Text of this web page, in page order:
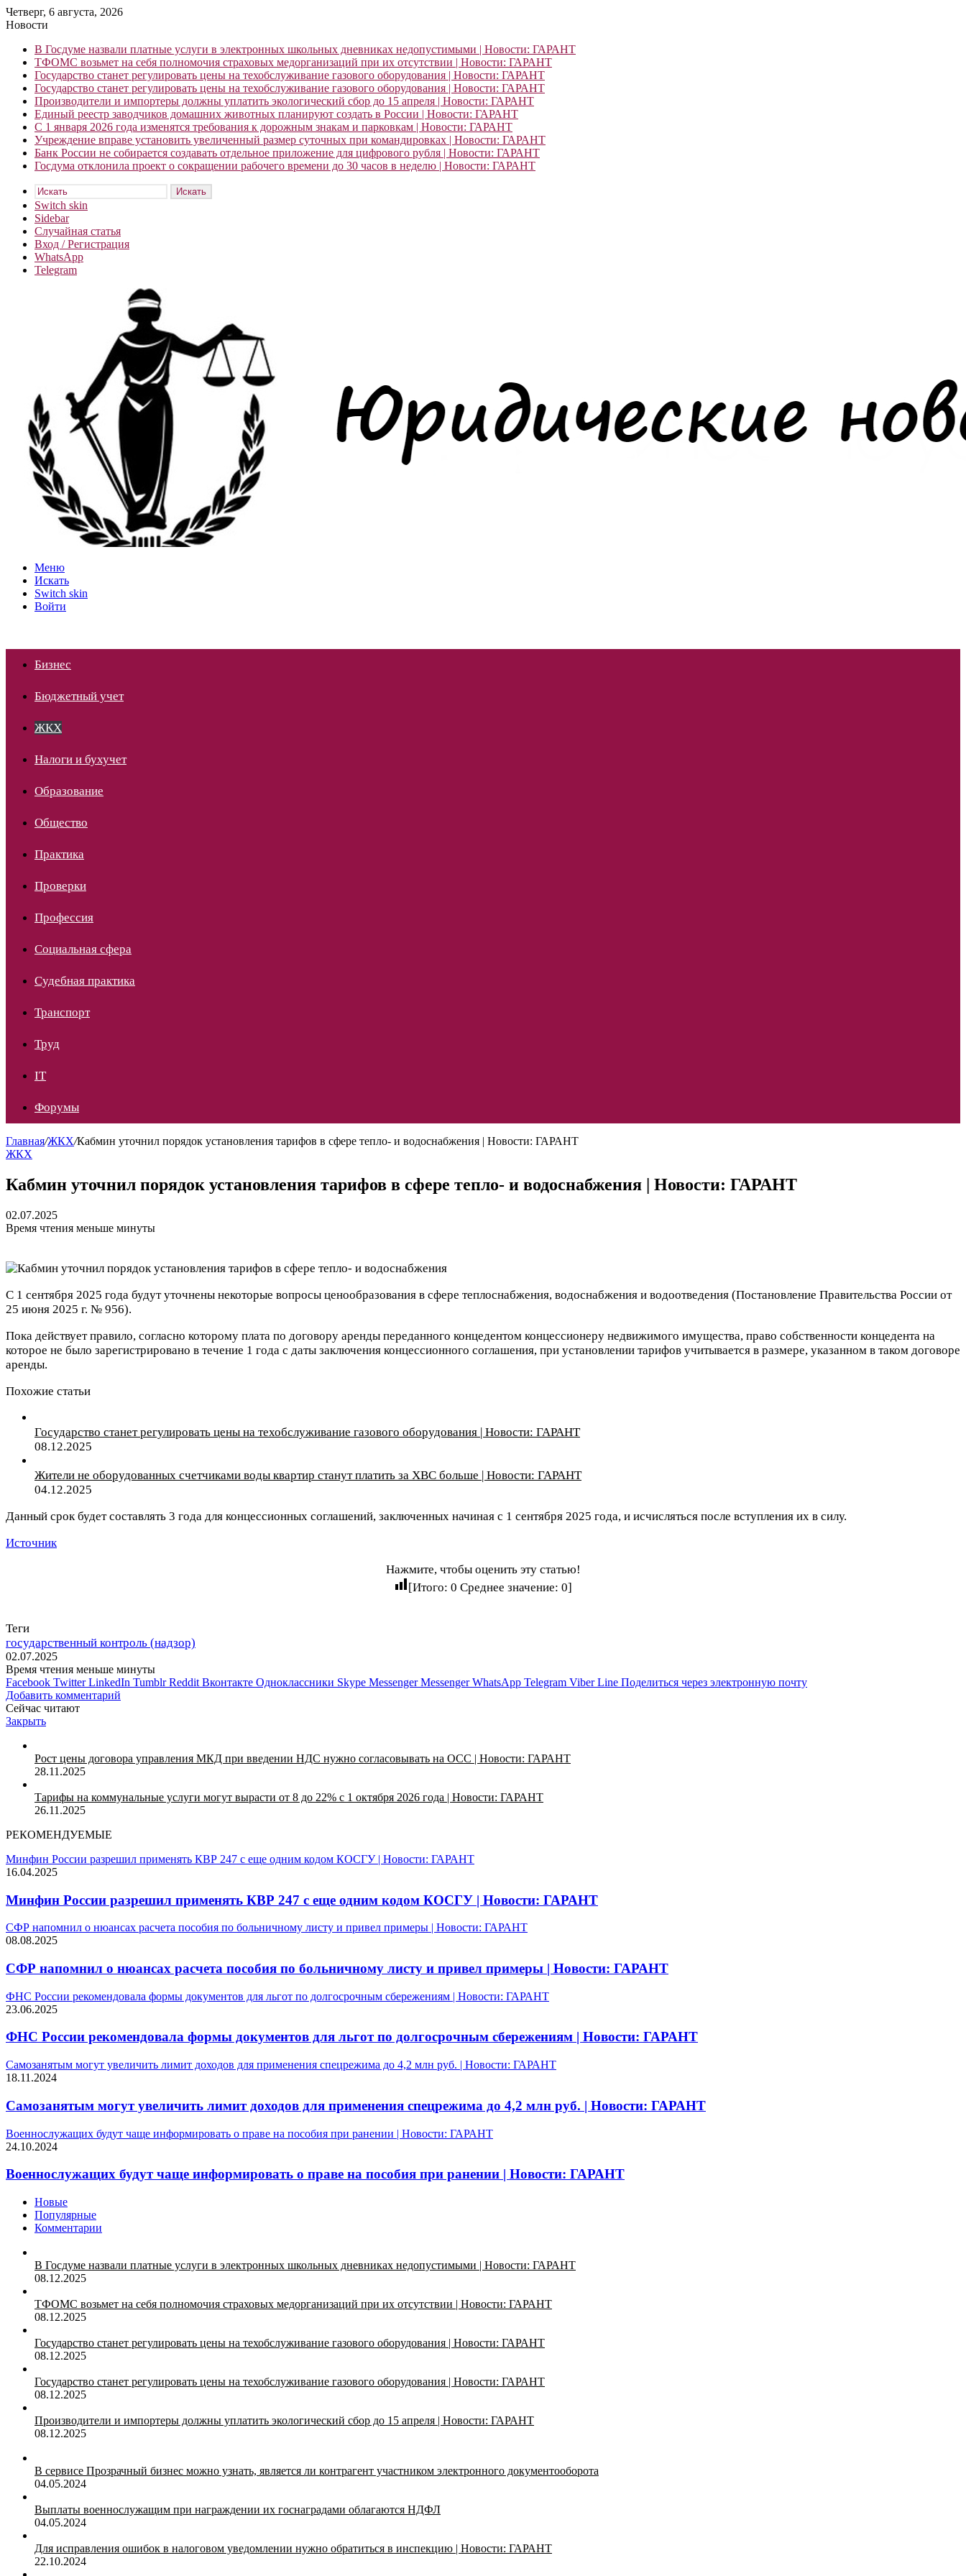
Четверг, 6 августа, 2026
Новости
В Госдуме назвали платные услуги в электронных школьных дневниках недопустимыми | Новости: ГАРАНТ
ТФОМС возьмет на себя полномочия страховых медорганизаций при их отсутствии | Новости: ГАРАНТ
Государство станет регулировать цены на техобслуживание газового оборудования | Новости: ГАРАНТ
Государство станет регулировать цены на техобслуживание газового оборудования | Новости: ГАРАНТ
Производители и импортеры должны уплатить экологический сбор до 15 апреля | Новости: ГАРАНТ
Единый реестр заводчиков домашних животных планируют создать в России | Новости: ГАРАНТ
С 1 января 2026 года изменятся требования к дорожным знакам и парковкам | Новости: ГАРАНТ
Учреждение вправе установить увеличенный размер суточных при командировках | Новости: ГАРАНТ
Банк России не собирается создавать отдельное приложение для цифрового рубля | Новости: ГАРАНТ
Госдума отклонила проект о сокращении рабочего времени до 30 часов в неделю | Новости: ГАРАНТ
Искать
Switch skin
Sidebar
Случайная статья
Вход / Регистрация
WhatsApp
Telegram
Меню
Искать
Switch skin
Войти
Бизнес
Бюджетный учет
ЖКХ
Налоги и бухучет
Образование
Общество
Практика
Проверки
Профессия
Социальная сфера
Судебная практика
Транспорт
Труд
IT
Форумы
Главная/ЖКХ/Кабмин уточнил порядок установления тарифов в сфере тепло- и водоснабжения | Новости: ГАРАНТ
ЖКХ
Кабмин уточнил порядок установления тарифов в сфере тепло- и водоснабжения | Новости: ГАРАНТ
02.07.2025
Время чтения меньше минуты
С 1 сентября 2025 года будут уточнены некоторые вопросы ценообразования в сфере теплоснабжения, водоснабжения и водоотведения (Постановление Правительства России от
25 июня 2025 г. № 956).
Пока действует правило, согласно которому плата по договору аренды переданного концедентом концессионеру недвижимого имущества, право собственности концедента на
которое не было зарегистрировано в течение 1 года с даты заключения концессионного соглашения, при установлении тарифов учитывается в размере, указанном в таком договоре
аренды.
Похожие статьи
Государство станет регулировать цены на техобслуживание газового оборудования | Новости: ГАРАНТ
08.12.2025
Жители не оборудованных счетчиками воды квартир станут платить за ХВС больше | Новости: ГАРАНТ
04.12.2025
Данный срок будет составлять 3 года для концессионных соглашений, заключенных начиная с 1 сентября 2025 года, и исчисляться после вступления их в силу.
Источник
Нажмите, чтобы оценить эту статью!
[Итого: 0 Среднее значение: 0]
Теги
государственный контроль (надзор)
02.07.2025
Время чтения меньше минуты
Facebook Twitter LinkedIn Tumblr Reddit Вконтакте Одноклассники Skype Messenger Messenger WhatsApp Telegram Viber Line Поделиться через электронную почту
Добавить комментарий
Сейчас читают
Закрыть
Рост цены договора управления МКД при введении НДС нужно согласовывать на ОСС | Новости: ГАРАНТ
28.11.2025
Тарифы на коммунальные услуги могут вырасти от 8 до 22% с 1 октября 2026 года | Новости: ГАРАНТ
26.11.2025
РЕКОМЕНДУЕМЫЕ
Минфин России разрешил применять КВР 247 с еще одним кодом КОСГУ | Новости: ГАРАНТ
16.04.2025
Минфин России разрешил применять КВР 247 с еще одним кодом КОСГУ | Новости: ГАРАНТ
СФР напомнил о нюансах расчета пособия по больничному листу и привел примеры | Новости: ГАРАНТ
08.08.2025
СФР напомнил о нюансах расчета пособия по больничному листу и привел примеры | Новости: ГАРАНТ
ФНС России рекомендовала формы документов для льгот по долгосрочным сбережениям | Новости: ГАРАНТ
23.06.2025
ФНС России рекомендовала формы документов для льгот по долгосрочным сбережениям | Новости: ГАРАНТ
Самозанятым могут увеличить лимит доходов для применения спецрежима до 4,2 млн руб. | Новости: ГАРАНТ
18.11.2024
Самозанятым могут увеличить лимит доходов для применения спецрежима до 4,2 млн руб. | Новости: ГАРАНТ
Военнослужащих будут чаще информировать о праве на пособия при ранении | Новости: ГАРАНТ
24.10.2024
Военнослужащих будут чаще информировать о праве на пособия при ранении | Новости: ГАРАНТ
Новые
Популярные
Комментарии
В Госдуме назвали платные услуги в электронных школьных дневниках недопустимыми | Новости: ГАРАНТ
08.12.2025
ТФОМС возьмет на себя полномочия страховых медорганизаций при их отсутствии | Новости: ГАРАНТ
08.12.2025
Государство станет регулировать цены на техобслуживание газового оборудования | Новости: ГАРАНТ
08.12.2025
Государство станет регулировать цены на техобслуживание газового оборудования | Новости: ГАРАНТ
08.12.2025
Производители и импортеры должны уплатить экологический сбор до 15 апреля | Новости: ГАРАНТ
08.12.2025
В сервисе Прозрачный бизнес можно узнать, является ли контрагент участником электронного документооборота
04.05.2024
Выплаты военнослужащим при награждении их госнаградами облагаются НДФЛ
04.05.2024
Для исправления ошибок в налоговом уведомлении нужно обратиться в инспекцию | Новости: ГАРАНТ
22.10.2024